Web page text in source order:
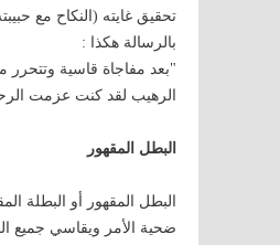
تحقيق غايته (النكاح مع
بالرسالة هكذا :
"بعد مفاجاة قاسية وتتحرر
الرهيب لقد كنت عزمت
البطل المقهور
البطل المقهور أو البطلة
ضحية الأمر ويقاسي جميع